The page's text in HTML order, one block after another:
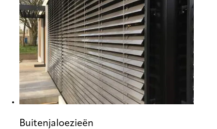
Buitenjaloezieën